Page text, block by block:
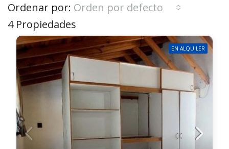
4 Propiedades
Ordenar por: Orden por defecto
EN ALQUILER